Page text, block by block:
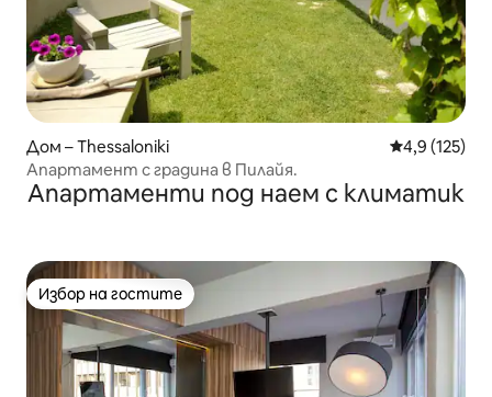
Дом – Thessaloniki Средна
4,9 (125)
Апартамент с градина в Пилайя.
Апартаменти под наем с климатик
Избор на гостите
Избор на гостите